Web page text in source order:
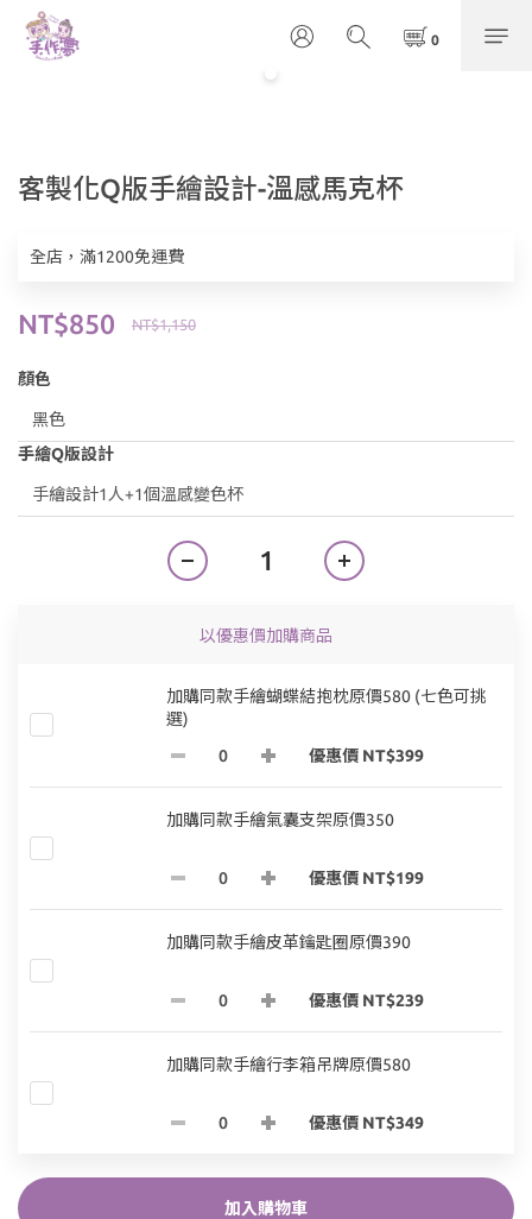
客製化Q版手繪設計-溫感馬克杯
全店，滿1200免運費
NT$1,150
NT$850
顏色
手繪Q版設計
以優惠價加購商品
加購同款手繪蝴蝶結抱枕原價580 (七色可挑
選)
優惠價 NT$399
加購同款手繪氣囊支架原價350
優惠價 NT$199
加購同款手繪皮革鑰匙圈原價390
優惠價 NT$239
加購同款手繪行李箱吊牌原價580
優惠價 NT$349
加入購物車